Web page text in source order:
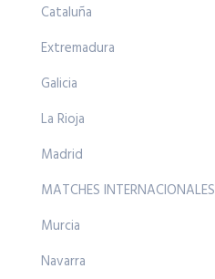
Cataluña
Extremadura
Galicia
La Rioja
Madrid
MATCHES INTERNACIONALES
Murcia
Navarra